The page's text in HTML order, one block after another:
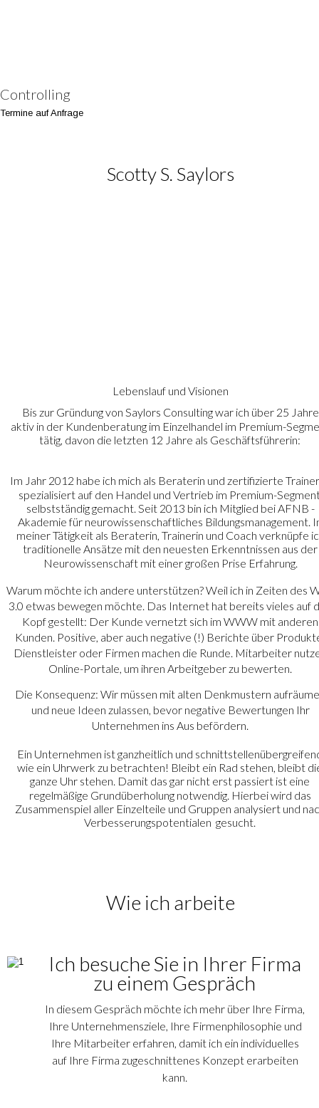
Lebenslauf und Visionen
Bis zur Gründung von Saylors Consulting war ich über 25
aktiv in der Kundenberatung im Einzelhandel im Premium-
tätig, davon die letzten 12 Jahre als Geschäftsführerin:
Im Jahr 2012 habe ich mich als Beraterin und zertifizierte
spezialisiert auf den Handel und Vertrieb im Premium-
selbstständig gemacht. Seit 2013 bin ich Mitglied bei AFNB -
Akademie für neurowissenschaftliches Bildungsmanagement.
meiner Tätigkeit als Beraterin, Trainerin und Coach verknüpfe
traditionelle Ansätze mit den neuesten Erkenntnissen aus
Neurowissenschaft mit einer großen Prise Erfahrung.
Warum möchte ich andere unterstützen? Weil ich in Zeiten des
3.0 etwas bewegen möchte. Das Internet hat bereits vieles auf
Kopf gestellt: Der Kunde vernetzt sich im WWW mit
Kunden. Positive, aber auch negative (!) Berichte über
Dienstleister oder Firmen machen die Runde. Mitarbeiter
Online-Portale, um ihren Arbeitgeber zu bewerten.
Die Konsequenz: Wir müssen mit alten Denkmustern
und neue Ideen zulassen, bevor negative Bewertungen Ihr
Unternehmen ins Aus befördern.
Ein Unternehmen ist ganzheitlich und
wie ein Uhrwerk zu betrachten! Bleibt ein Rad stehen, bleibt
ganze Uhr stehen. Damit das gar nicht erst passiert ist eine
regelmäßige Grundüberholung notwendig. Hierbei wird das
Zusammenspiel aller Einzelteile und Gruppen analysiert und
Verbesserungspotentialen  gesucht.
Wie ich arbeite
Ich besuche Sie in Ihrer Firma
zu einem Gespräch
In diesem Gespräch möchte ich mehr über Ihre Firma,
Ihre Unternehmensziele, Ihre Firmenphilosophie und
Ihre Mitarbeiter erfahren, damit ich ein individuelles
auf Ihre Firma zugeschnittenes Konzept erarbeiten
kann.
Scotty S. Saylors
Controlling
Termine auf Anfrage